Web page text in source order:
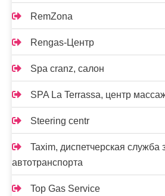
RemZona
Rengas-Центр
Spa cranz, салон
SPA La Terrassa, центр
Steering centr
Taxim, диспетчерская служба
автотранспорта
Top Gas Service